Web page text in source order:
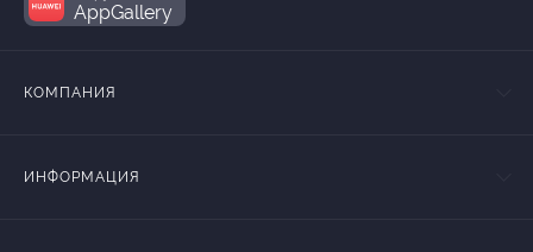
AppGallery
КОМПАНИЯ
ИНФОРМАЦИЯ